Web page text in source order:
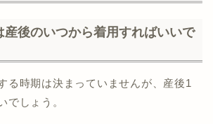
産後のいつから着用すればいいで
る時期は決まっていませんが、産後1
でしょう。